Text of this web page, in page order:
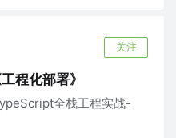
关注
程化部署》
全栈工程实战-